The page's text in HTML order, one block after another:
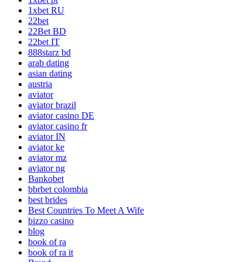
1xbet RU
22bet
22Bet BD
22bet IT
888starz bd
arab dating
asian dating
austria
aviator
aviator brazil
aviator casino DE
aviator casino fr
aviator IN
aviator ke
aviator mz
aviator ng
Bankobet
bbrbet colombia
best brides
Best Countries To Meet A Wife
bizzo casino
blog
book of ra
book of ra it